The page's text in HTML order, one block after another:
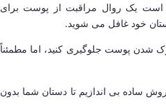
یک روال مراقبت از پوست برای
خود غافل می شوید.
شدن پوست جلوگیری کنید، اما مطمئناً
ساده بی اندازیم تا دستان شما بدون